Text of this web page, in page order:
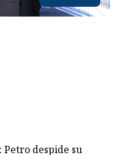
Petro despide su